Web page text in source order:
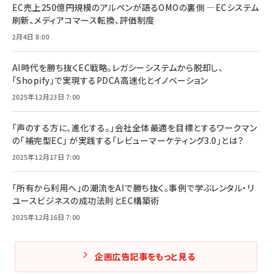
EC売上250億円規模のアルペンが語るOMOの裏側 ―ECシステム
刷新、メディアコマース転換、評価制度
2月4日 8:00
AI時代を勝ち抜くEC戦略。レガシーシステムから脱却し、
「Shopify」で実現するPDCA高速化とイノベーション
2025年12月23日 7:00
「声のする方に、進化する。」会社全体最適を目標とするワークマン
の「補完型EC」 が実践する「レビューマーケティング3.0」とは？
2025年12月17日 7:00
「所有から利用へ」の潮流をAIで勝ち抜く。事例で学ぶレンタル・リ
ユースビジネスの成功法則とEC構築術
2025年12月16日 7:00
企画広告記事をもっと見る